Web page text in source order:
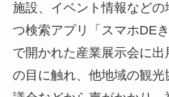
施設、イベント情報など
つ検索アプリ「スマホDE
で開かれた産業展示会に
の目に触れ、他地域の観